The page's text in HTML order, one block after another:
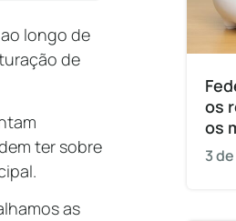
longo de
de
ter sobre
as
os
os
3